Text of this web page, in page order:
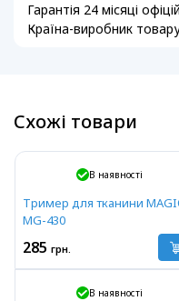
Гарантія 24 місяці
Країна-виробник
Схожі товари
В наявності
Тример для тканини
MG-430
285 грн.
В наявності